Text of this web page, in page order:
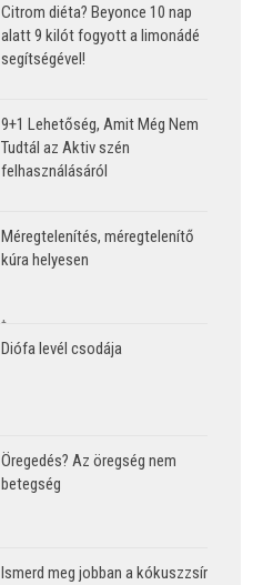
Citrom diéta? Beyonce 10 nap
alatt 9 kilót fogyott a limonádé
segítségével!
9+1 Lehetőség, Amit Még Nem
Tudtál az Aktiv szén
felhasználásáról
Méregtelenítés, méregtelenítő
kúra helyesen
Diófa levél csodája
Öregedés? Az öregség nem
betegség
Ismerd meg jobban a kókuszzsír